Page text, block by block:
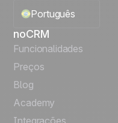
Português
English
Français
Español
noCRM
Funcionalidades
Preços
Blog
Academy